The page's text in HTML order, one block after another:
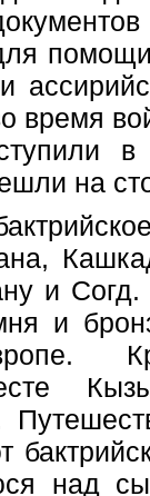
помощи
время
в
на
и Согд.
и
над